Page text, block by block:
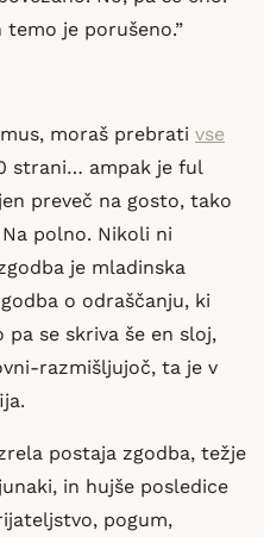
je porušeno.”
moraš prebrati vse
strani… ampak je ful
preveč na gosto, tako
polno. Nikoli ni
je mladinska
o odraščanju, ki
se skriva še en sloj,
razmišljujoč, ta je v
postaja zgodba, težje
in hujše posledice
pogum,